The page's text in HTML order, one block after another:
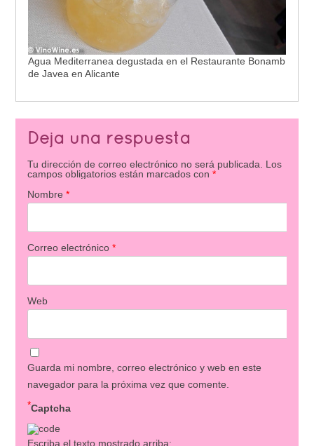
Agua Mediterranea degustada en el Restaurante Bonamb
de Javea en Alicante
Deja una respuesta
Tu dirección de correo electrónico no será publicada.
Los
campos obligatorios están marcados con *
Nombre *
Correo electrónico *
Web
Guarda mi nombre, correo electrónico y web en este
navegador para la próxima vez que comente.
Captcha
*
Escriba el texto mostrado arriba: